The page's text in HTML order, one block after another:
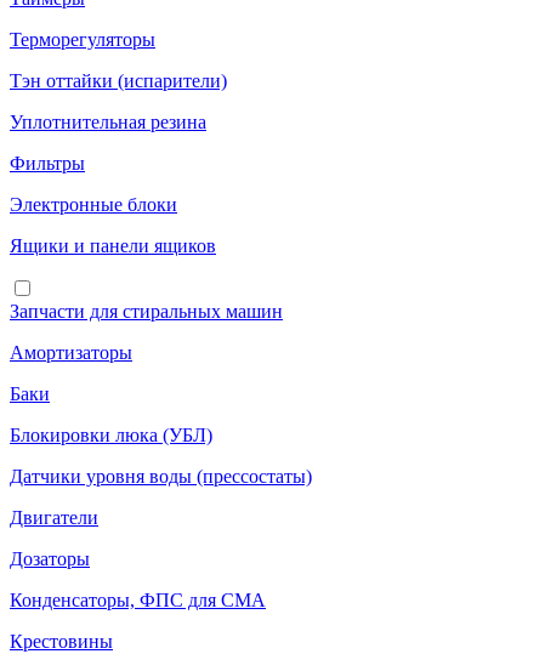
Терморегуляторы
Тэн оттайки (испарители)
Уплотнительная резина
Фильтры
Электронные блоки
Ящики и панели ящиков
Запчасти для стиральных машин
Амортизаторы
Баки
Блокировки люка (УБЛ)
Датчики уровня воды (прессостаты)
Двигатели
Дозаторы
Конденсаторы, ФПС для СМА
Крестовины